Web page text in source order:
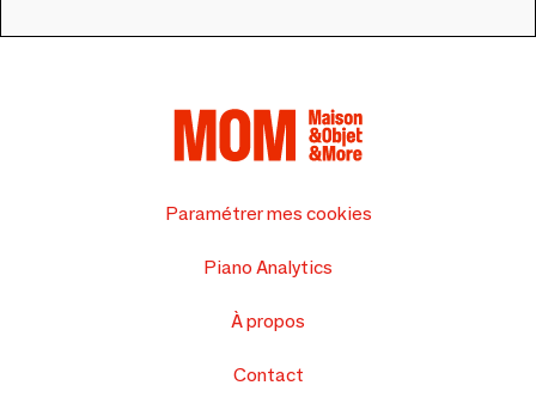
Paramétrer mes cookies
Piano Analytics
À propos
Contact